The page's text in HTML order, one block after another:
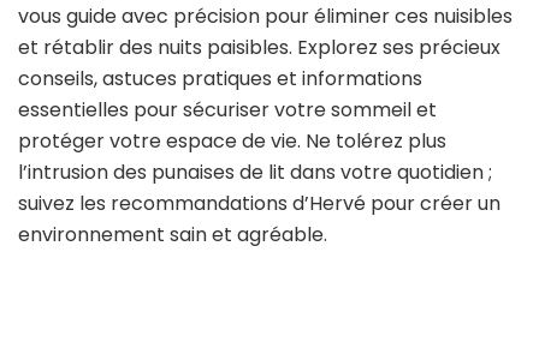
vous guide avec précision pour éliminer ces nuisibles
et rétablir des nuits paisibles. Explorez ses précieux
conseils, astuces pratiques et informations
essentielles pour sécuriser votre sommeil et
protéger votre espace de vie. Ne tolérez plus
l’intrusion des punaises de lit dans votre quotidien ;
suivez les recommandations d’Hervé pour créer un
environnement sain et agréable.